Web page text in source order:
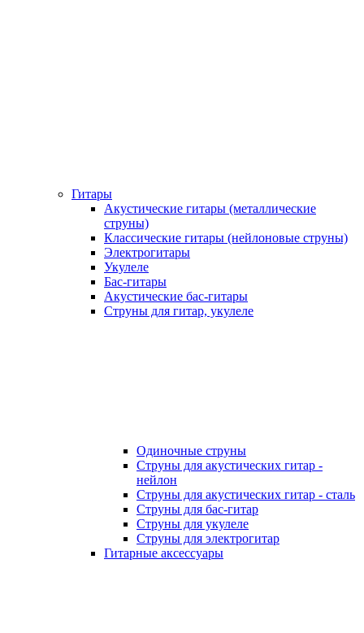
Гитары
Акустические гитары (металлические
струны)
Классические гитары (нейлоновые струны)
Электрогитары
Укулеле
Бас-гитары
Акустические бас-гитары
Струны для гитар, укулеле
Одиночные струны
Струны для акустических гитар -
нейлон
Струны для акустических гитар - сталь
Струны для бас-гитар
Струны для укулеле
Струны для электрогитар
Гитарные аксессуары